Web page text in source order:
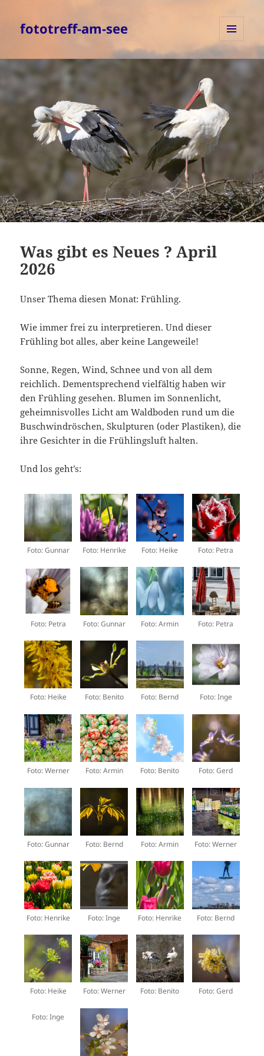
fototreff-am-see
MENÜ
Was gibt es Neues ? April
2026
Unser Thema diesen Monat: Frühling.
Wie immer frei zu interpretieren. Und dieser
Frühling bot alles, aber keine Langeweile!
Sonne, Regen, Wind, Schnee und von all dem
reichlich. Dementsprechend vielfältig haben wir
den Frühling gesehen. Blumen im Sonnenlicht,
geheimnisvolles Licht am Waldboden rund um die
Buschwindröschen, Skulpturen (oder Plastiken), die
ihre Gesichter in die Frühlingsluft halten.
Und los geht’s:
Foto: Gunnar Foto: Henrike Foto: Heike Foto: Petra
Foto: Petra Foto: Gunnar Foto: Armin Foto: Petra
Foto: Heike Foto: Benito Foto: Bernd Foto: Inge
Foto: Werner Foto: Armin Foto: Benito Foto: Gerd
Foto: Gunnar Foto: Bernd Foto: Armin Foto: Werner
Foto: Henrike Foto: Inge Foto: Henrike Foto: Bernd
Foto: Heike Foto: Werner Foto: Benito Foto: Gerd
Foto: Inge